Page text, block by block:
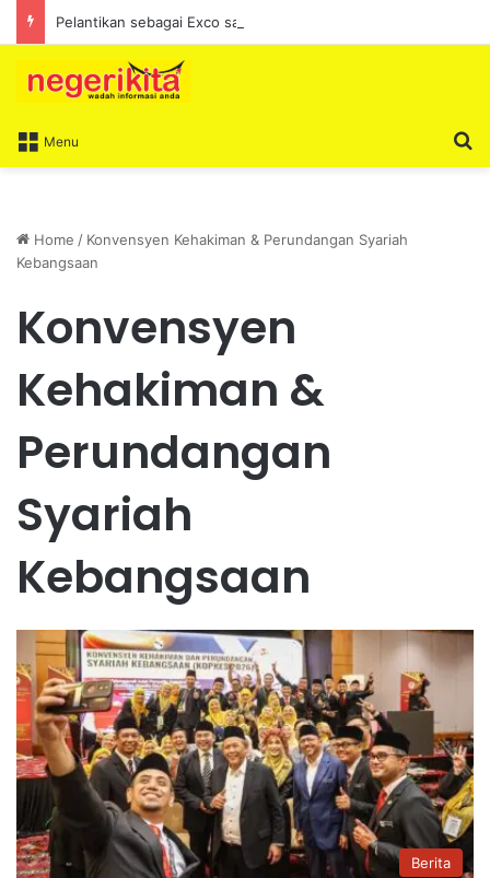
Menu
Home / Konvensyen Kehakiman & Perundangan Syariah
Kebangsaan
Konvensyen
Kehakiman &
Perundangan
Syariah
Kebangsaan
Berita